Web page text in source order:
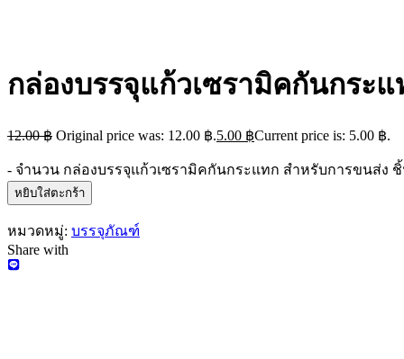
กล่องบรรจุแก้วเซรามิคกันกระ
12.00฿ Original price was: 12.00 ฿.5.00 ฿Current price is: 5.00 ฿.
- จำนวน กล่องบรรจุแก้วเซรามิคกันกระแทก สำหรับการขนส่ง
หยิบใส่ตะกร้า
หมวดหมู่: บรรจุภัณฑ์
Share with